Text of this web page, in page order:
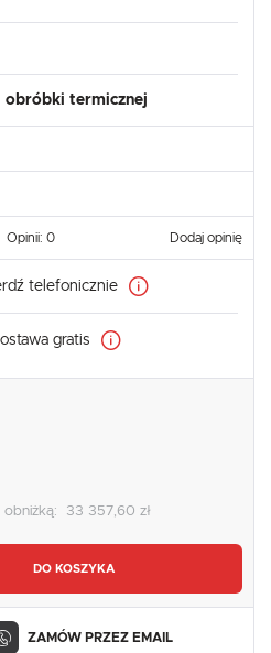
obróbki termicznej
Opinii: 0 Dodaj opinię
telefonicznie
gratis
obniżką: 33 357,60 zł
DO KOSZYKA
ZAMÓW PRZEZ EMAIL